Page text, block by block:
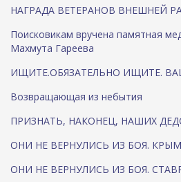
НАГРАДА ВЕТЕРАНОВ ВНЕШНЕЙ
Поисковикам вручена памятная
Махмута Гареева
ИЩИТЕ.ОБЯЗАТЕЛЬНО ИЩИТЕ.
Возвращающая из небытия
ПРИЗНАТЬ, НАКОНЕЦ, НАШИХ
ОНИ НЕ ВЕРНУЛИСЬ ИЗ БОЯ. КРЫМ
ОНИ НЕ ВЕРНУЛИСЬ ИЗ БОЯ.